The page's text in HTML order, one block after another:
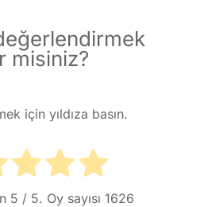
değerlendirmek
misiniz?
için yıldıza basın.
5 / 5. Oy sayısı 1626